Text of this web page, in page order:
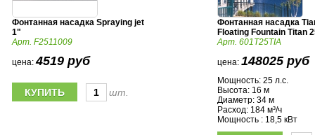
Фонтанная насадка Spraying jet
1"
Арт. F2511009
цена:4519 руб
шт.
Фонтанная насадка
Floating Fountain Titan
Арт. 601T25TIA
цена: 148025 руб
Мощность: 25 л.с.
Высота: 16 м
Диаметр: 34 м
Расход: 184 м³/ч
Мощность : 18,5 кВт